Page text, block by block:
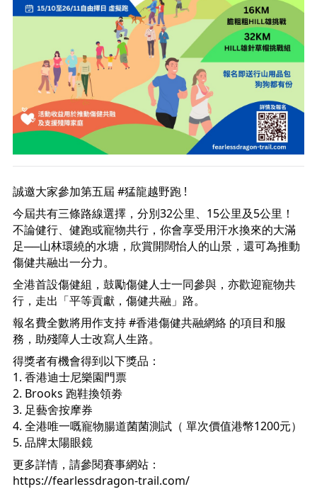
誠邀大家參加第五屆 #猛龍越野跑!
今屆共有三條路線選擇，分別32公里、15公里及5公里！
不論健行、健跑或寵物共行，你會享受用汗水換來的大滿
足──山林環繞的水塘，欣賞開闊怡人的山景，還可為推動
傷健共融出一分力。
全港首設傷健組，鼓勵傷健人士一同參與，亦歡迎寵物共
行，走出「平等貢獻，傷健共融」路。
報名費全數將用作支持#香港傷健共融網絡的項目和服
務，助殘障人士改寫人生路。
得獎者有機會得到以下獎品：
1. 香港迪士尼樂園門票
2. Brooks 跑鞋換領劵
3. 足藝舍按摩券
4. 全港唯一嘅寵物腸道菌菌測試（ 單次價值港幣1200元）
5. 品牌太陽眼鏡
更多詳情，請參閱賽事網站：
https://fearlessdragon-trail.com/